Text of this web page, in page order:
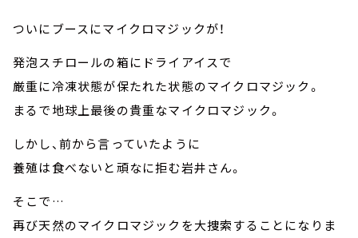
ついにブースにマイクロマジックが！
発泡スチロールの箱にドライアイスで
厳重に冷凍状態が保たれた状態のマイクロマジック。
まるで地球上最後の貴重なマイクロマジック。
しかし、前から言っていたように
養殖は食べないと頑なに拒む岩井さん。
そこで…
再び天然のマイクロマジックを大捜索することになりま